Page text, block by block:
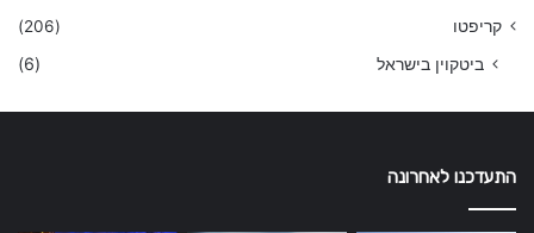
קריפטו
(206)
ביטקוין בישראל (6)
התעדכנו לאחרונה